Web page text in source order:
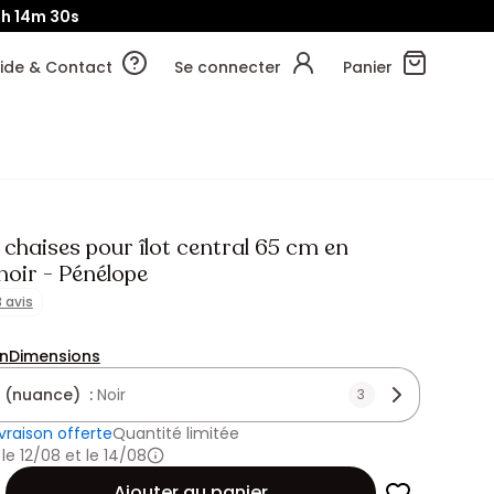
14m 29s
& Contact Se connecter Panier
pour îlot central 65 cm en
- Pénélope
avis
Dimensions
(nuance) : Noir 3
offerteQuantité limitée
12/08 et le 14/08